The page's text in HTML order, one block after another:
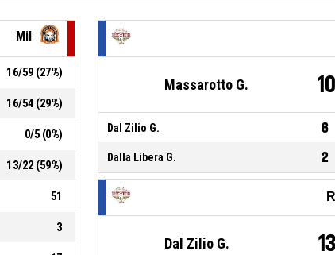
Mil
16/59 (27%)
16/54 (29%)
0/5 (0%)
13/22 (59%)
51
3
Massarotto G. 10
Dal Zilio G. 6
Dalla Libera G. 2
Dal Zilio G. 13